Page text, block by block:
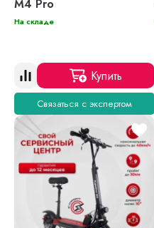
M4 Pro
На складе
Купить
Связаться с экспертом